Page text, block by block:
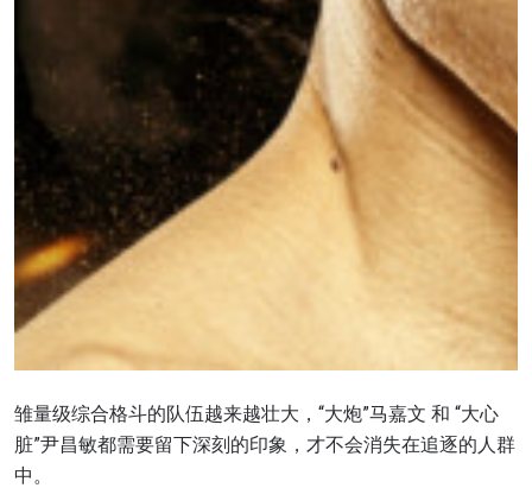
雏量级综合格斗的队伍越来越壮大，“大炮”马嘉文 和 “大心
脏”尹昌敏都需要留下深刻的印象，才不会消失在追逐的人群
中。